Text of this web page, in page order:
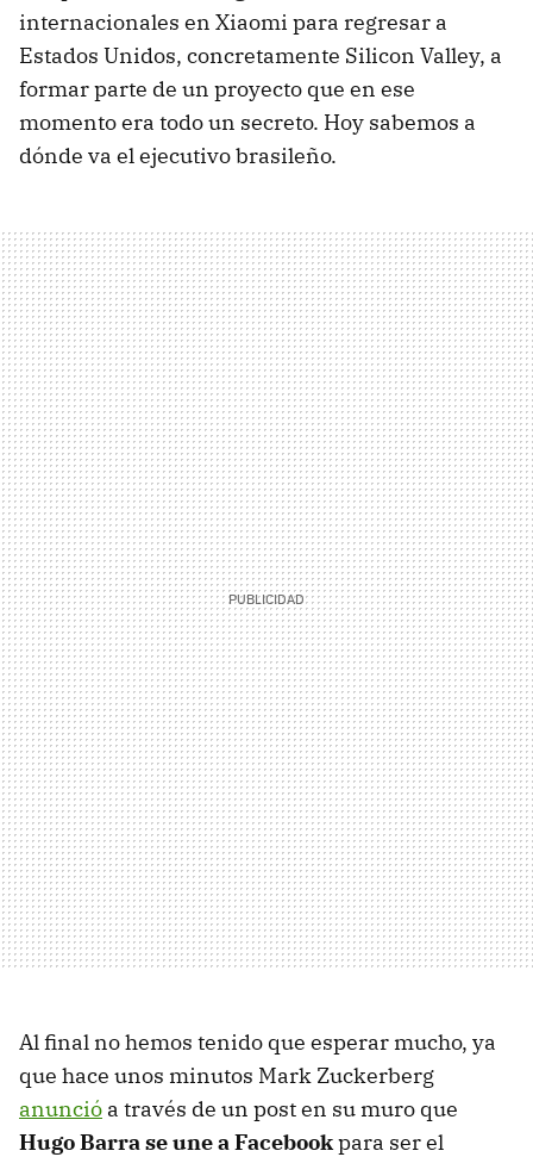
internacionales en Xiaomi para regresar a
Estados Unidos, concretamente Silicon Valley, a
formar parte de un proyecto que en ese
momento era todo un secreto. Hoy sabemos a
dónde va el ejecutivo brasileño.
Al final no hemos tenido que esperar mucho, ya
que hace unos minutos Mark Zuckerberg
anunció a través de un post en su muro que
Hugo Barra se une a Facebookpara ser el